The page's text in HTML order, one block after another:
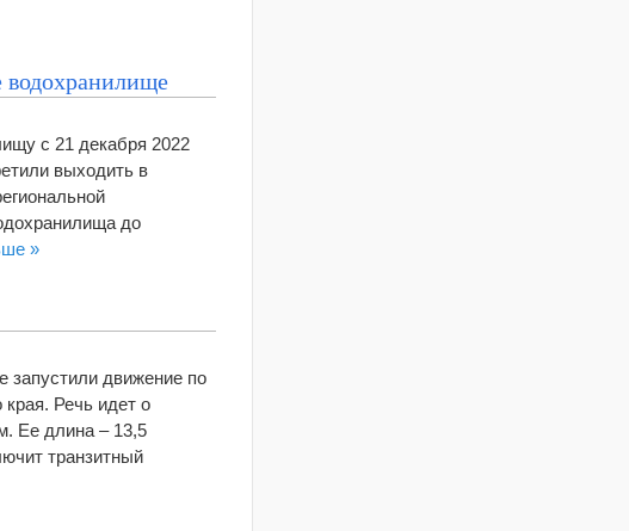
водохранилище
с 21 декабря 2022
выходить в
до
»
запустили движение по
Речь идет о
Ее длина – 13,5
транзитный